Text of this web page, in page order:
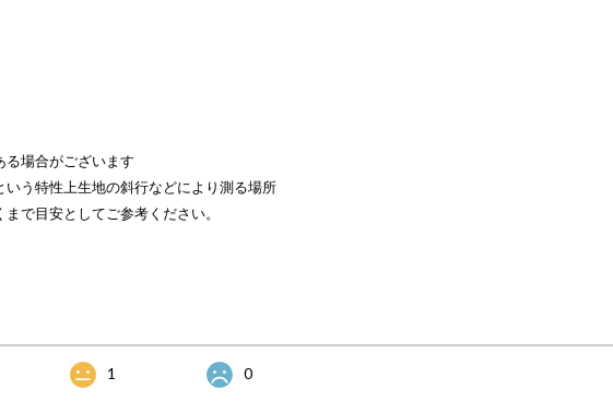
場合がございます
う特性上生地の斜行などにより測る場所
で目安としてご参考ください。
1 0